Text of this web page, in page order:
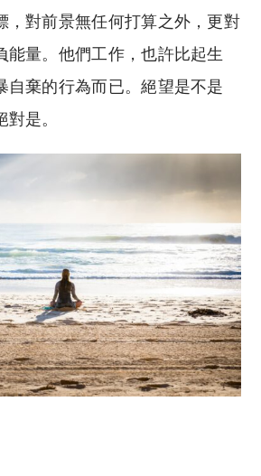
，對前景無任何打算之外，更對
能量。他們工作，也許比起生
自棄的行為而已。絕望是不是
對是。